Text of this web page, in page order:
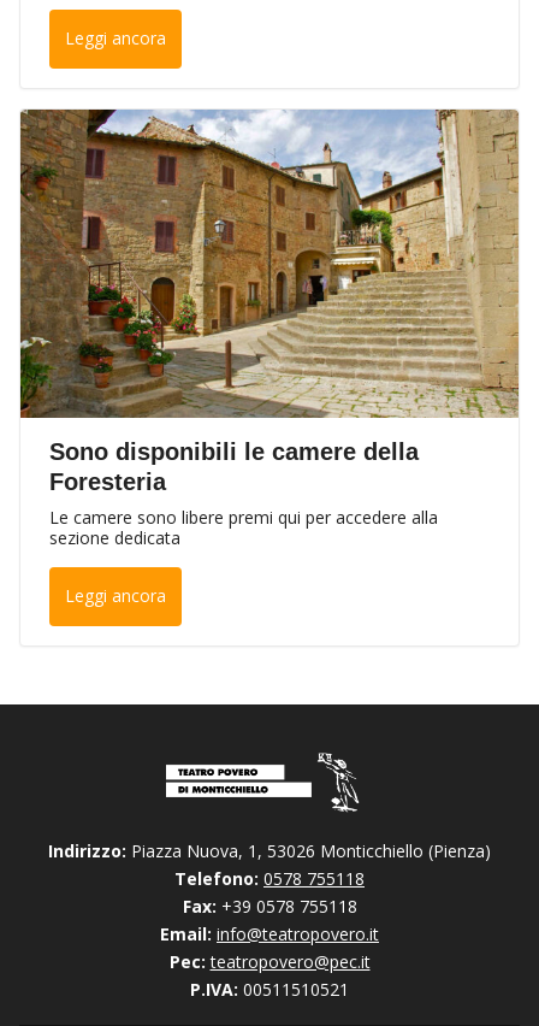
Leggi ancora
Sono disponibili le camere della
Foresteria
Le camere sono libere premi qui per accedere alla
sezione dedicata
Leggi ancora
Indirizzo: Piazza Nuova, 1, 53026 Monticchiello (Pienza)
Telefono: 0578 755118
Fax: +39 0578 755118
Email: info@teatropovero.it
Pec: teatropovero@pec.it
P.IVA: 00511510521